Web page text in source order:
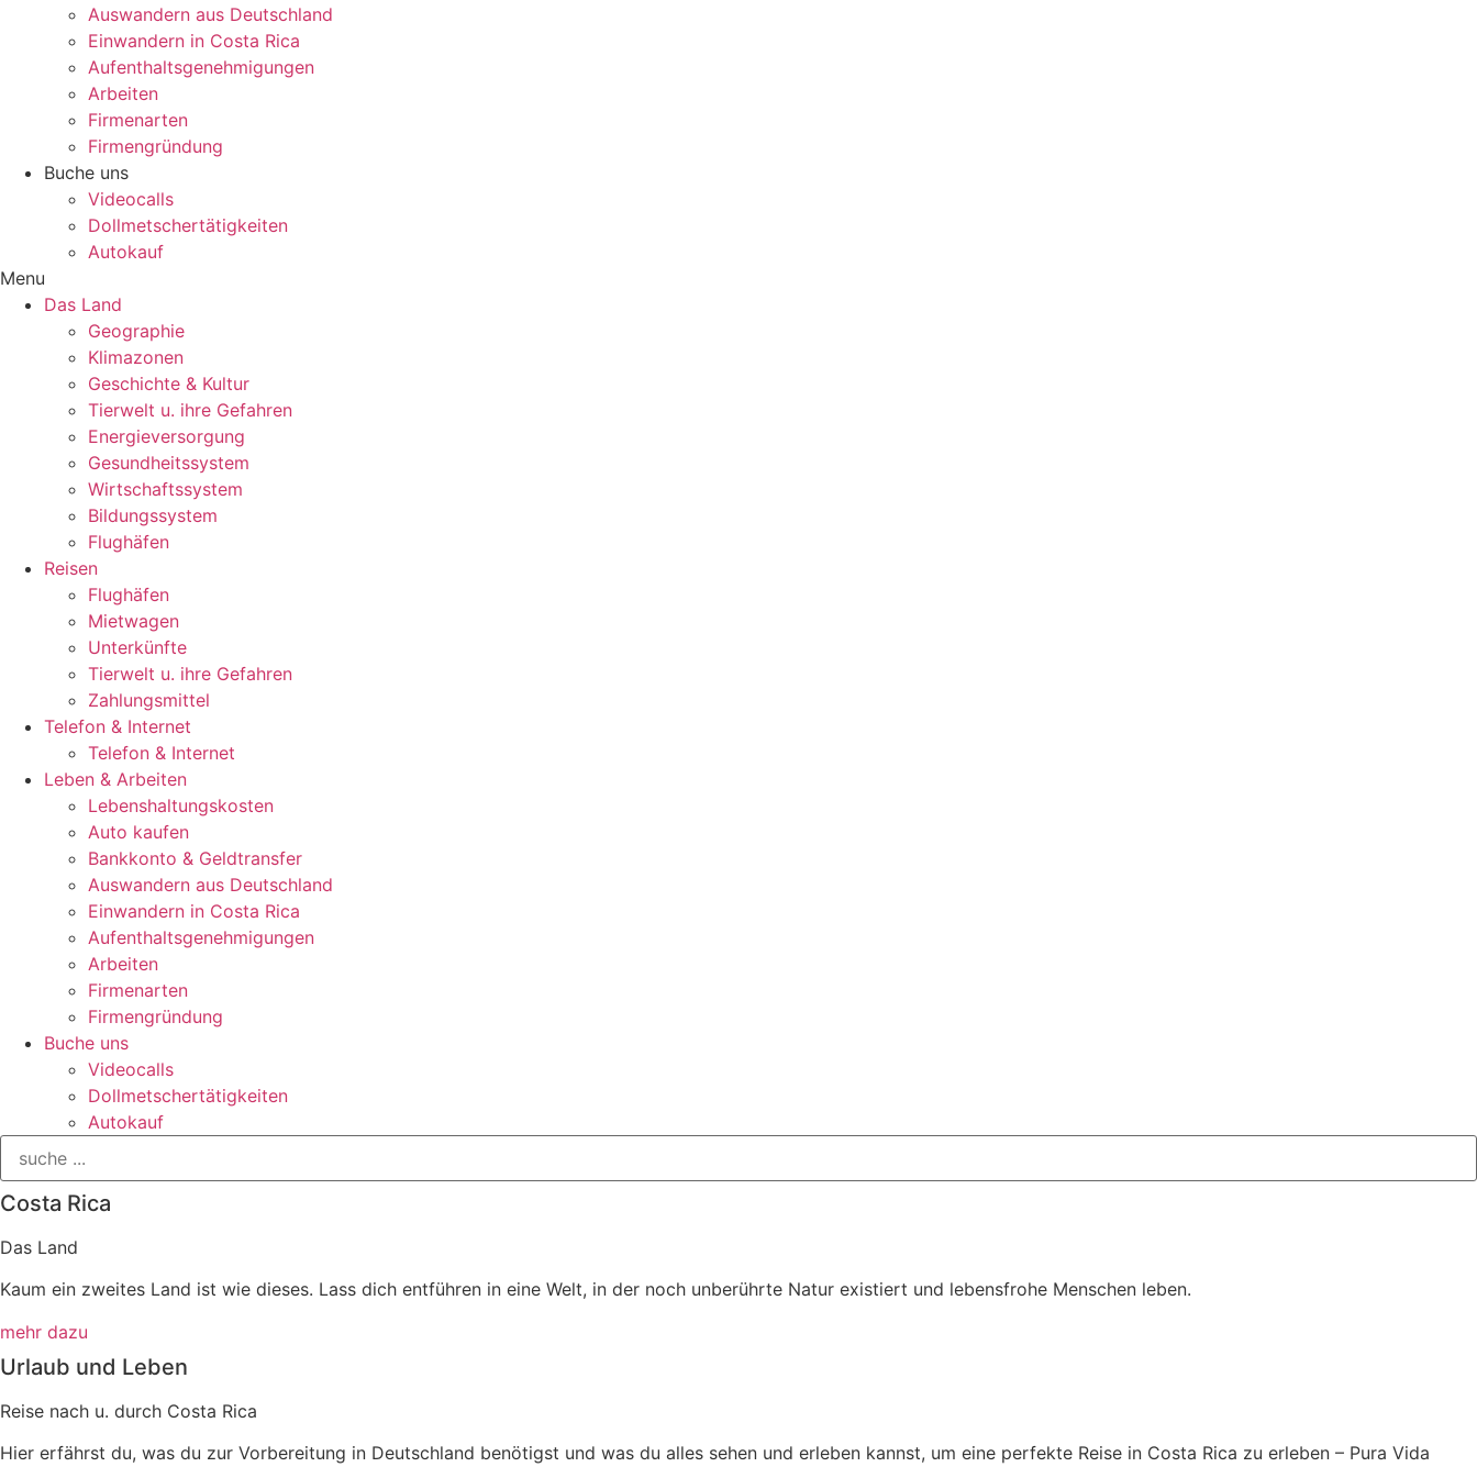
Auswandern aus Deutschland
Einwandern in Costa Rica
Aufenthaltsgenehmigungen
Arbeiten
Firmenarten
Firmengründung
Buche uns
Videocalls
Dollmetschertätigkeiten
Autokauf
Menu
Das Land
Geographie
Klimazonen
Geschichte & Kultur
Tierwelt u. ihre Gefahren
Energieversorgung
Gesundheitssystem
Wirtschaftssystem
Bildungssystem
Flughäfen
Reisen
Flughäfen
Mietwagen
Unterkünfte
Tierwelt u. ihre Gefahren
Zahlungsmittel
Telefon & Internet
Telefon & Internet
Leben & Arbeiten
Lebenshaltungskosten
Auto kaufen
Bankkonto & Geldtransfer
Auswandern aus Deutschland
Einwandern in Costa Rica
Aufenthaltsgenehmigungen
Arbeiten
Firmenarten
Firmengründung
Buche uns
Videocalls
Dollmetschertätigkeiten
Autokauf
Costa Rica
Das Land
Kaum ein zweites Land ist wie dieses. Lass dich entführen in eine Welt, in der noch unberührte Natur existiert und lebensfrohe Menschen leben.
mehr dazu
Urlaub und Leben
Reise nach u. durch Costa Rica
Hier erfährst du, was du zur Vorbereitung in Deutschland benötigst und was du alles sehen und erleben kannst, um eine perfekte Reise in Costa Rica zu erleben – Pura Vida